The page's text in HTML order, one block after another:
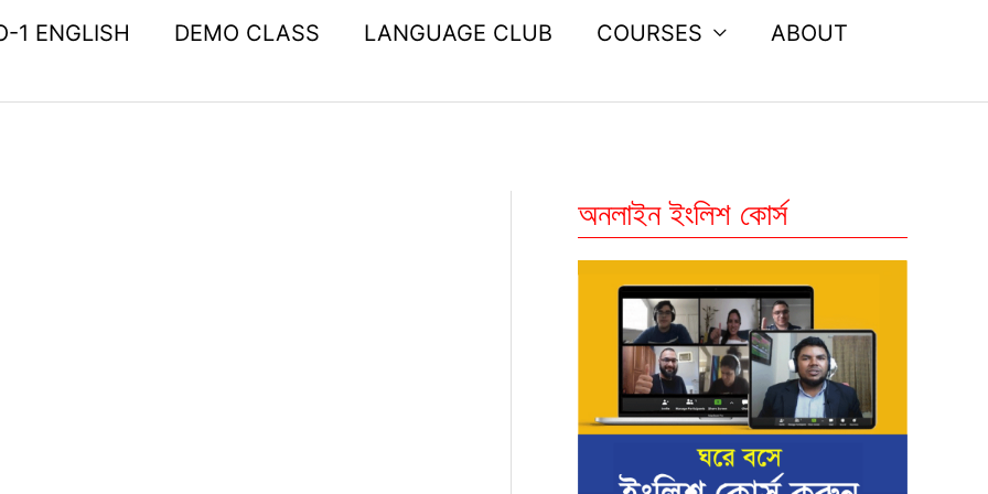
1 ENGLISH DEMO CLASS LANGUAGE CLUB COURSES
ABOUT
অনলাইন ইংলিশ কোর্স